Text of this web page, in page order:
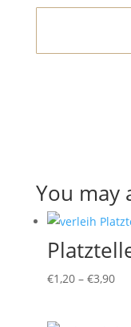
You may
€1,20– €3,90